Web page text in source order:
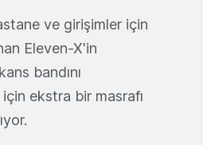
ve girişimler için
Eleven-X'in
bandını
için ekstra bir masrafı